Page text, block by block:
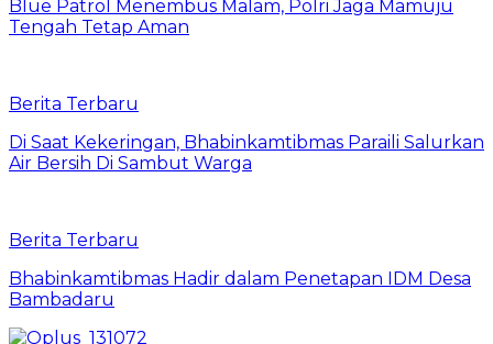
Blue Patrol Menembus Malam, Polri Jaga Mamuju
Tengah Tetap Aman
Berita Terbaru
Di Saat Kekeringan, Bhabinkamtibmas Paraili Salurkan
Air Bersih Di Sambut Warga
Berita Terbaru
Bhabinkamtibmas Hadir dalam Penetapan IDM Desa
Bambadaru